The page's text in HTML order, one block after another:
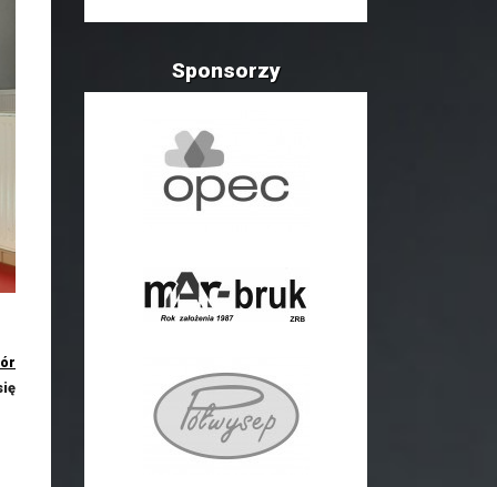
Sponsorzy